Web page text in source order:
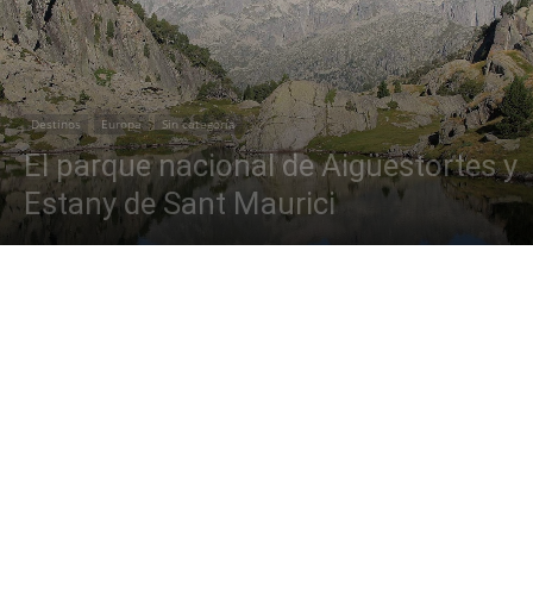
Destinos Europa Sin categoría
El parque nacional de Aigüestortes y
Estany de Sant Maurici